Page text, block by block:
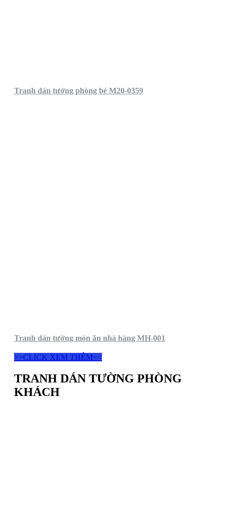
Tranh dán tường phòng bé M20-0359
Tranh dán tường món ăn nhà hàng MH-001
>>CLICK XEM THÊM<<
TRANH DÁN TƯỜNG PHÒNG
KHÁCH